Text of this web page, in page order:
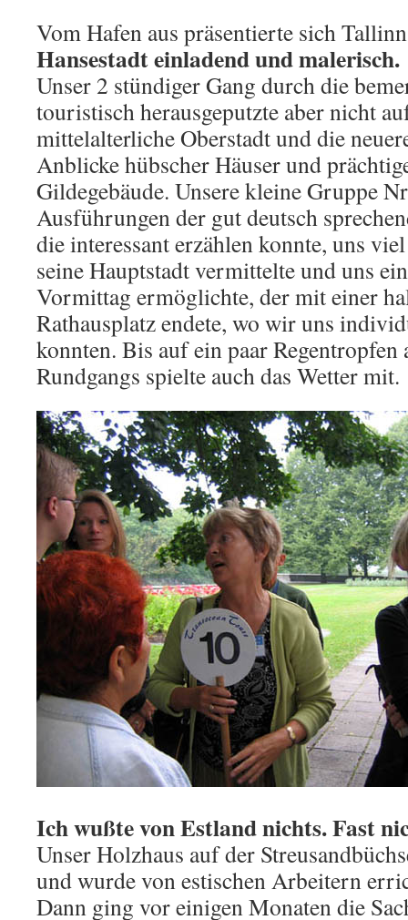
Vom Hafen aus präsentierte sich
Hansestadt einladend und malerisch.
Unser 2 stündiger Gang durch die
touristisch herausgeputzte aber nicht
mittelalterliche Oberstadt und die
Anblicke hübscher Häuser und
Gildegebäude. Unsere kleine Gruppe
Ausführungen der gut deutsch
die interessant erzählen konnte, uns
seine Hauptstadt vermittelte und uns
Vormittag ermöglichte, der mit einer
Rathausplatz endete, wo wir uns
konnten. Bis auf ein paar Regentropfen
Rundgangs spielte auch das Wetter mit.
Ich wußte von Estland nichts. Fast
Unser Holzhaus auf der
und wurde von estischen Arbeitern
Dann ging vor einigen Monaten die